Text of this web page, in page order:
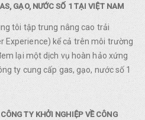
GẠO, NƯỚC SỐ 1 TẠI VIỆT NAM
tôi tập trung nâng cao trải
Experience) kể cả trên môi trường
lại một dịch vụ hoàn hảo xứng
ty cung cấp gas, gạo, nước số 1
TY KHỞI NGHIỆP VỀ CÔNG